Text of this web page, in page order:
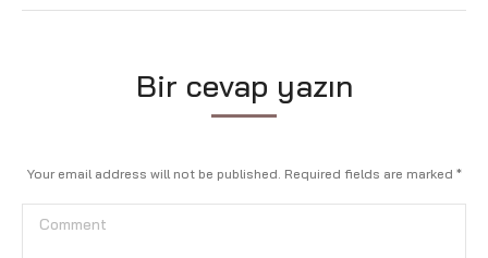
Bir cevap yazın
Your email address will not be published. Required fields are marked *
Comment